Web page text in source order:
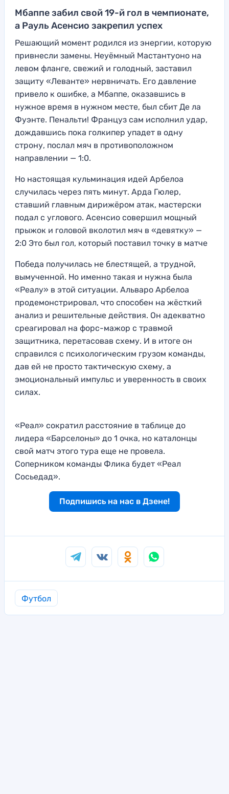
Мбаппе забил свой 19-й гол в чемпионате,
а Рауль Асенсио закрепил успех
Решающий момент родился из энергии, которую
привнесли замены. Неуёмный Мастантуоно на
левом фланге, свежий и голодный, заставил
защиту «Леванте» нервничать. Его давление
привело к ошибке, а Мбаппе, оказавшись в
нужное время в нужном месте, был сбит Де ла
Фуэнте. Пенальти! Француз сам исполнил удар,
дождавшись пока голкипер упадет в одну
строну, послал мяч в противоположном
направлении — 1:0.
Но настоящая кульминация идей Арбелоа
случилась через пять минут. Арда Гюлер,
ставший главным дирижёром атак, мастерски
подал с углового. Асенсио совершил мощный
прыжок и головой вколотил мяч в «девятку» —
2:0 Это был гол, который поставил точку в матче
Победа получилась не блестящей, а трудной,
вымученной. Но именно такая и нужна была
«Реалу» в этой ситуации. Альваро Арбелоа
продемонстрировал, что способен на жёсткий
анализ и решительные действия. Он адекватно
среагировал на форс-мажор с травмой
защитника, перетасовав схему. И в итоге он
справился с психологическим грузом команды,
дав ей не просто тактическую схему, а
эмоциональный импульс и уверенность в своих
силах.
«Реал» сократил расстояние в таблице до
лидера «Барселоны» до 1 очка, но каталонцы
свой матч этого тура еще не провела.
Соперником команды Флика будет «Реал
Сосьедад».
Подпишись на нас в Дзене!
Футбол